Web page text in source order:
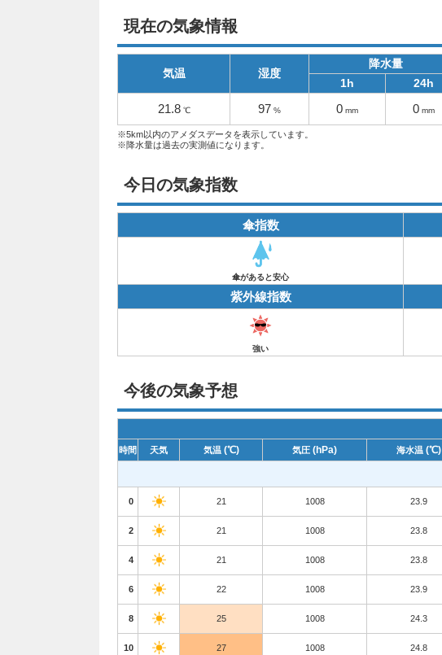
現在の気象情報
気温 湿度
降水量
1h 24h
21.8 ℃ 97 % 0 mm 0 mm
※5km以内のアメダスデータを表示しています。
※降水量は過去の実測値になります。
今日の気象指数
傘指数
傘があると安心
紫外線指数
強い
今後の気象予想
時間 天気 気温 (℃) 気圧 (hPa) 海水温 (℃)
0 21 1008 23.9
2 21 1008 23.8
4 21 1008 23.8
6 22 1008 23.9
8 25 1008 24.3
10 27 1008 24.8